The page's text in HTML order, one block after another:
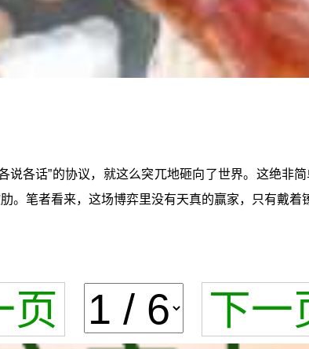
说各话”的协议，就这么突兀地砸向了世界。这绝非
。笔者看来，这场博弈里没有天真的赢家，只有戴着
页 下一